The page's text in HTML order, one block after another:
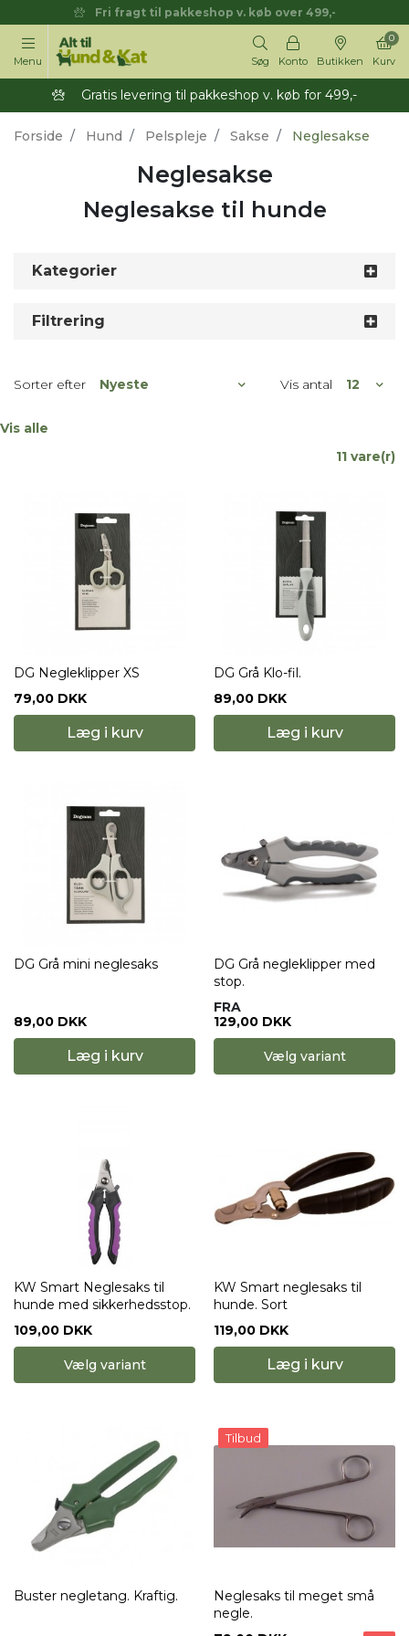
Fri fragt til pakkeshop v. køb over 499,-
Menu Søg Konto Butikken Kurv
0
Gratis levering til pakkeshop v. køb for 499,-
Forside Hund Pelspleje Sakse Neglesakse
Neglesakse
Neglesakse til hunde
Kategorier
Filtrering
Sorter efter Vis antal
Vis alle
11 vare(r)
DG Negleklipper XS
79,00 DKK
Læg i kurv
DG Grå Klo-fil.
89,00 DKK
Læg i kurv
DG Grå mini neglesaks
89,00 DKK
Læg i kurv
DG Grå negleklipper med
stop.
FRA
129,00 DKK
Vælg variant
KW Smart Neglesaks til
hunde med sikkerhedsstop.
109,00 DKK
Vælg variant
KW Smart neglesaks til
hunde. Sort
119,00 DKK
Læg i kurv
Buster negletang. Kraftig.
Tilbud
Neglesaks til meget små
negle.